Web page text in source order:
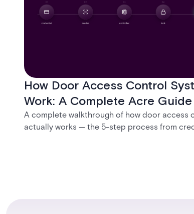
How Door Access Control
Work: A Complete Acre Guide
A complete walkthrough of how door access
actually works — the 5-step process from